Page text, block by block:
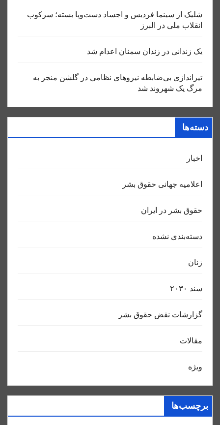
شلیک از سینما فردیس و اجساد دست‌وپا بسته؛ سرکوب
انقلاب ملی در البرز
یک زندانی در زندان سمنان اعدام شد
تیراندازی بی‌ضابطه نیروهای نظامی در گلشن منجر به
مرگ یک شهروند شد
دسته‌ها
اخبار
اعلاميه جهانی حقوق بشر
حقوق بشر در ایران
دسته‌بندی نشده
زنان
سند ٢٠٣٠
گزارشات نقض حقوق بشر
مقالات
ویژه
برچسب‌ها